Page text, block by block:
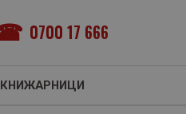
0700 17 666
КНИЖАРНИЦИ